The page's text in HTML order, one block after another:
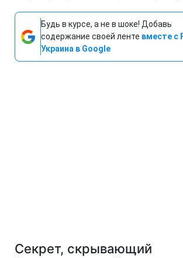
Будь в курсе, а не в шоке! Добавь
содержание своей ленте вместе с
Украина в Google
Секрет, скрывающий